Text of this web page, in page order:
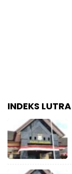
INDEKS LUTRA